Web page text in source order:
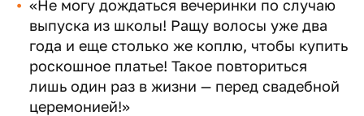
«Не могу дождаться вечеринки по случаю
выпуска из школы! Ращу волосы уже два
года и еще столько же коплю, чтобы купить
роскошное платье! Такое повториться
лишь один раз в жизни — перед свадебной
церемонией!»